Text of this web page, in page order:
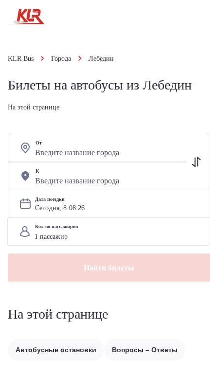
KLR Bus Города Лебедин
Билеты на автобусы из Лебедин
На этой странице
От
К
Дата поездки
Сегодня, 8.08.26
Кол-во пассажиров
Найти билеты
На этой странице
Автобусные остановки Вопросы – Ответы